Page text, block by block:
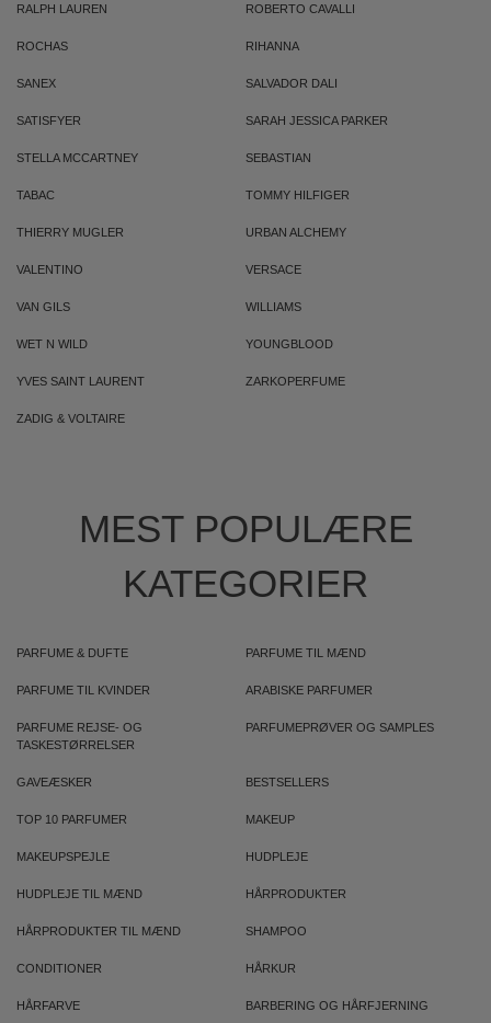
RALPH LAUREN ROBERTO CAVALLI
ROCHAS RIHANNA
SANEX SALVADOR DALI
SATISFYER SARAH JESSICA PARKER
STELLA MCCARTNEY SEBASTIAN
TABAC TOMMY HILFIGER
THIERRY MUGLER URBAN ALCHEMY
VALENTINO VERSACE
VAN GILS WILLIAMS
WET N WILD YOUNGBLOOD
YVES SAINT LAURENT ZARKOPERFUME
ZADIG & VOLTAIRE
MEST POPULÆRE
KATEGORIER
PARFUME & DUFTE PARFUME TIL MÆND
PARFUME TIL KVINDER ARABISKE PARFUMER
PARFUME REJSE- OG
TASKESTØRRELSER
PARFUMEPRØVER OG SAMPLES
GAVEÆSKER BESTSELLERS
TOP 10 PARFUMER MAKEUP
MAKEUPSPEJLE HUDPLEJE
HUDPLEJE TIL MÆND HÅRPRODUKTER
HÅRPRODUKTER TIL MÆND SHAMPOO
CONDITIONER HÅRKUR
HÅRFARVE BARBERING OG HÅRFJERNING